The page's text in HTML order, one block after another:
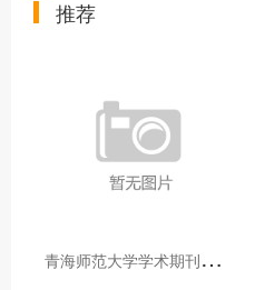
推荐
青
海师范大学学术期刊两个专栏入选2025年青海省期刊重点专栏